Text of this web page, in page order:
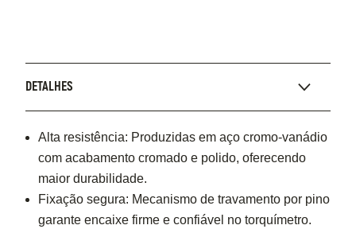
DETALHES
Alta resistência: Produzidas em aço cromo-vanádio
com acabamento cromado e polido, oferecendo
maior durabilidade.
Fixação segura: Mecanismo de travamento por pino
garante encaixe firme e confiável no torquímetro.